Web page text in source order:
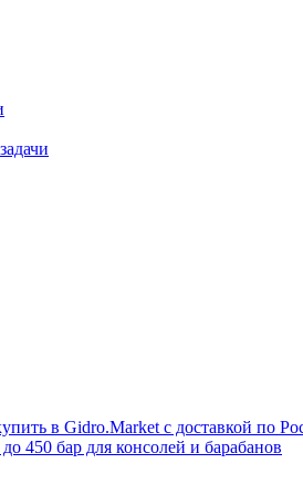
в Gidro.Market с доставкой по
450 бар для консолей и барабанов